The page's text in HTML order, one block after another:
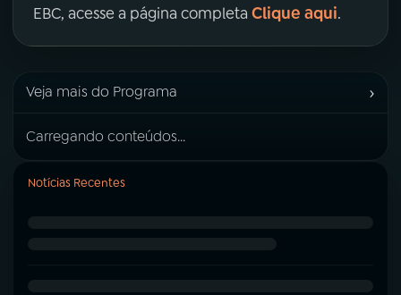
EBC, acesse a página completa Clique aqui.
Veja mais do Programa ›
Carregando conteúdos...
Notícias Recentes